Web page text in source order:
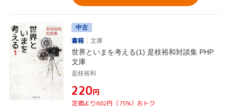
中古
書籍
文庫
世界といまを考える(1) 是枝裕和対談集 PHP
文庫
是枝裕和
¥220円
定価より682円（75%）おトク